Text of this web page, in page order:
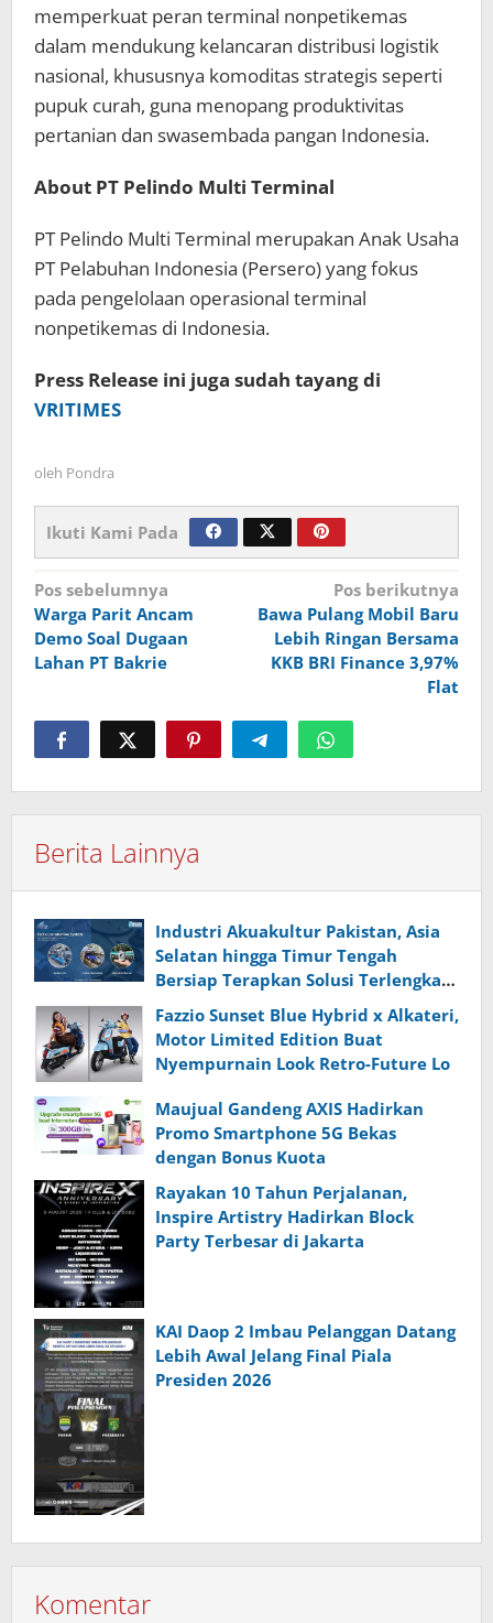
memperkuat peran terminal nonpetikemas
dalam mendukung kelancaran distribusi logistik
nasional, khususnya komoditas strategis seperti
pupuk curah, guna menopang produktivitas
pertanian dan swasembada pangan Indonesia.
About PT Pelindo Multi Terminal
PT Pelindo Multi Terminal merupakan Anak Usaha
PT Pelabuhan Indonesia (Persero) yang fokus
pada pengelolaan operasional terminal
nonpetikemas di Indonesia.
Press Release ini juga sudah tayang di
VRITIMES
oleh Pondra
Ikuti Kami Pada
Navigasi
pos
Pos sebelumnya
Warga Parit Ancam
Demo Soal Dugaan
Lahan PT Bakrie
Pos berikutnya
Bawa Pulang Mobil Baru
Lebih Ringan Bersama
KKB BRI Finance 3,97%
Flat
Berita Lainnya
Industri Akuakultur Pakistan, Asia
Selatan hingga Timur Tengah
Bersiap Terapkan Solusi Terlengkap
dari Indonesia
Fazzio Sunset Blue Hybrid x Alkateri,
Motor Limited Edition Buat
Nyempurnain Look Retro-Future Lo
Maujual Gandeng AXIS Hadirkan
Promo Smartphone 5G Bekas
dengan Bonus Kuota
Rayakan 10 Tahun Perjalanan,
Inspire Artistry Hadirkan Block
Party Terbesar di Jakarta
KAI Daop 2 Imbau Pelanggan Datang
Lebih Awal Jelang Final Piala
Presiden 2026
Komentar